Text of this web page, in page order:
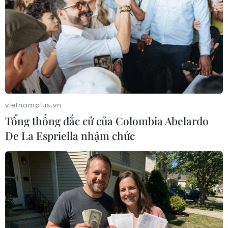
Theo Công an Thành phố Hồ Chí Minh, Nguyễn Phương
Hằng tổ chức nhiều buổi phát trực tiếp nội dung thông
tin không kiểm chứng, nhục mạ, xúc phạm danh dự,
nhân phẩm của người khác.
vietnamplus.vn
Tổng thống đắc cử của Colombia Abelardo
De La Espriella nhậm chức